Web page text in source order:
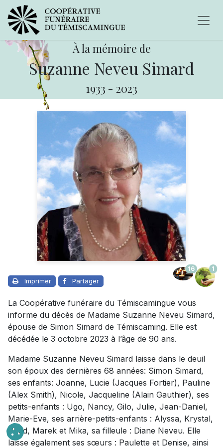
À la mémoire de
Suzanne Neveu Simard
1933 - 2023
Imprimer Partager
16 1
La Coopérative funéraire du Témiscamingue vous
informe du décès de Madame Suzanne Neveu Simard,
épouse de Simon Simard de Témiscaming. Elle est
décédée le 3 octobre 2023 à l’âge de 90 ans.
Madame Suzanne Neveu Simard laisse dans le deuil
son époux des dernières 68 années: Simon Simard,
ses enfants: Joanne, Lucie (Jacques Fortier), Pauline
(Alex Smith), Nicole, Jacqueline (Alain Gauthier), ses
petits-enfants : Ugo, Nancy, Gilo, Julie, Jean-Daniel,
Marie-Eve, ses arrière-petits-enfants : Alyssa, Krystal,
Chad, Marek et Mika, sa filleule : Diane Neveu. Elle
laisse également ses sœurs : Paulette et Denise, ainsi